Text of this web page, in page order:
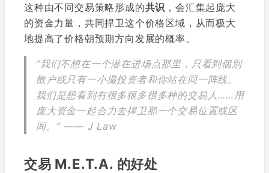
这种由不同交易策略形成的共识 ，会汇集起庞大
的资金力量，共同捍卫这个价格区域，从而极大
地提高了价格朝预期方向发展的概率。
“我们不想在一个潜在进场点那里，只看到個別
散户或只有一小撮投资者和你站在同一阵线。
我们是想看到有很多很多很多种的交易人……用
庞大资金一起合力去捍卫那一个交易位置或区
间。” —— J Law
交易 M.E.T.A. 的好处